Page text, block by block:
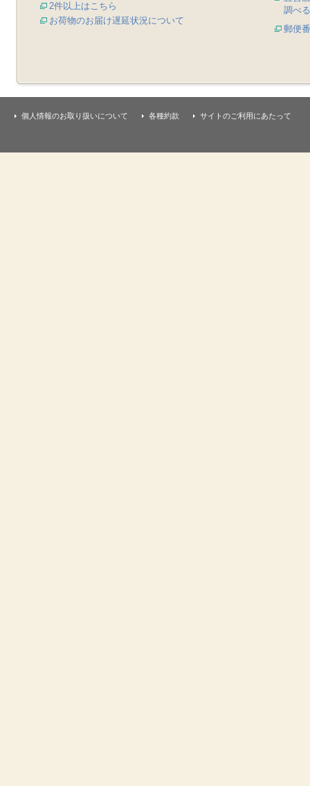
2件以上はこちら
お荷物のお届け遅延状況について
調べる
郵便
個人情報のお取り扱いについて 各種約款 サイトのご利用にあたって